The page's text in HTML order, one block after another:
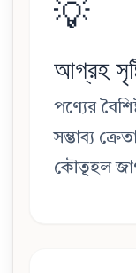
💡
আগ্রহ
পণ্যের
সম্ভাব্য
কৌতূহল